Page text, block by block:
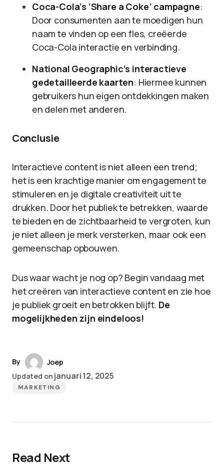
Coca-Cola’s ‘Share a Coke’ campagne:
Door consumenten aan te moedigen hun
naam te vinden op een fles, creëerde
Coca-Cola interactie en verbinding.
National Geographic’s interactieve
gedetailleerde kaarten: Hiermee kunnen
gebruikers hun eigen ontdekkingen maken
en delen met anderen.
Conclusie
Interactieve content is niet alleen een trend;
het is een krachtige manier om engagement te
stimuleren en je digitale creativiteit uit te
drukken. Door het publiek te betrekken, waarde
te bieden en de zichtbaarheid te vergroten, kun
je niet alleen je merk versterken, maar ook een
gemeenschap opbouwen.
Dus waar wacht je nog op? Begin vandaag met
het creëren van interactieve content en zie hoe
je publiek groeit en betrokken blijft. De
mogelijkheden zijn eindeloos!
By
Joep
Updated on januari 12, 2025
MARKETING
Read Next